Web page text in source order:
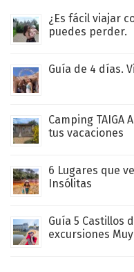
¿Es fácil viajar
puedes perder.
Guía de 4 días.
Camping TAIGA
tus vacaciones
6 Lugares que
Insólitas
Guía 5 Castillos
excursiones